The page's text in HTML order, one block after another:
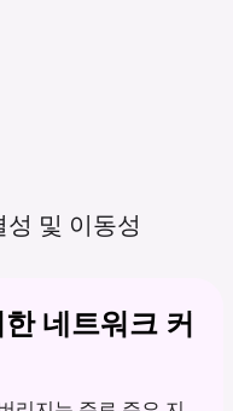
및 이동성
네트워크 커